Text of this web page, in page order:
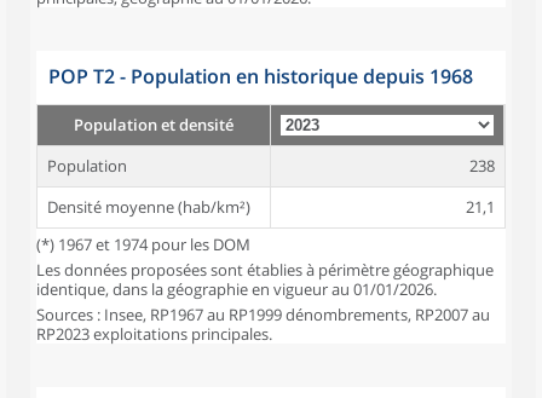
POP T2 - Population en historique depuis 1968
Population et densité
Population
238
Densité moyenne (hab/km²)
21,1
(*) 1967 et 1974 pour les DOM
Les données proposées sont établies à périmètre géographique
identique, dans la géographie en vigueur au 01/01/2026.
Sources : Insee, RP1967 au RP1999 dénombrements, RP2007 au
RP2023 exploitations principales.